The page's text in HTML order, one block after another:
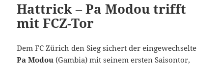
Hattrick – Pa Modou trifft
mit FCZ-Tor
Dem FC Zürich den Sieg sichert der eingewechselte
Pa Modou (Gambia) mit seinem ersten Saisontor,